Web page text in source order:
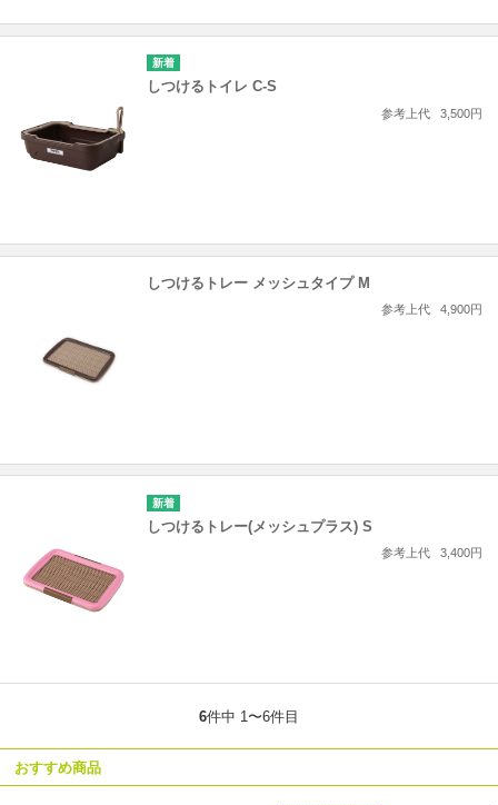
しつけるトイレ C-S
参考上代 3,500円
しつけるトレー メッシュタイプ M
参考上代 4,900円
しつけるトレー(メッシュプラス) S
参考上代 3,400円
6件中 1〜6件目
おすすめ商品